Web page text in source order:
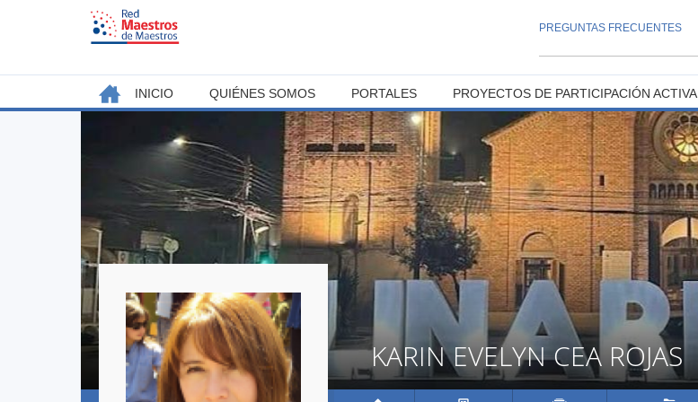
PREGUNTAS FRECUENTES
KARIN EVELYN CEA ROJAS
Back
MENÚ
PRINCIPAL
INICIO QUIÉNES SOMOS PORTALES PROYECTOS DE PARTICIPACIÓN ACTIVA